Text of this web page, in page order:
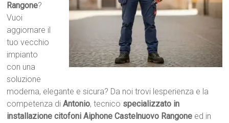
Rangone?
Vuoi
aggiornare il
tuo vecchio
impianto
con una
soluzione
moderna, elegante e sicura? Da noi trovi lesperienza e la
competenza diAntonio, tecnico specializzato in
installazione citofoni Aiphone Castelnuovo Rangone ed in